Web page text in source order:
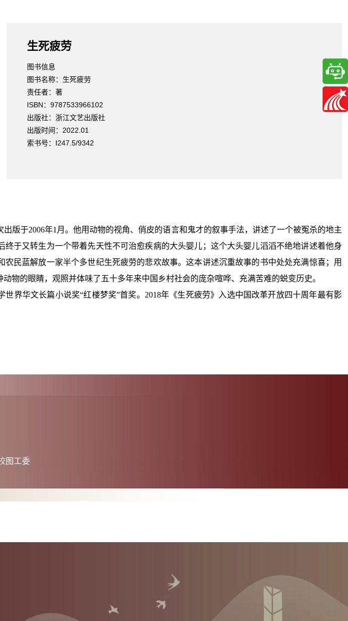
生死疲劳
图书信息
图书名称：生死疲劳
责任者：著
ISBN：9787533966102
出版社：浙江文艺出版社
出版时间：2022.01
索书号：I247.5/9342
于2006年1月。他用动物的视角、俏皮的语言和鬼才的叙事手法，讲述了一个被冤杀的地主
于又转生为一个带着先天性不可治愈疾病的大头婴儿；这个大头婴儿滔滔不绝地讲述着他身
民蓝解放一家半个多世纪生死疲劳的悲欢故事。这本讲述沉重故事的书中处处充满惊喜；用
物的眼睛，观照并体味了五十多年来中国乡村社会的庞杂喧哗、充满苦难的蜕变历史。
界华文长篇小说奖“红楼梦奖”首奖。2018年《生死疲劳》入选中国改革开放四十周年最有影
图工委